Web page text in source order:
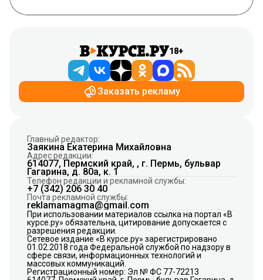
18+
Заказать рекламу
Главный редактор:
Заякина Екатерина Михайловна
Адрес редакции:
614077, Пермский край, , г. Пермь, бульвар
Гагарина, д. 80а, к. 1
Телефон редакции и рекламной службы:
+7 (342) 206 30 40
Почта рекламной службы:
reklamamagma@gmail.com
При использовании материалов ссылка на портал «В
курсе.ру» обязательна, цитирование допускается с
разрешения редакции.
Сетевое издание «В курсе.ру» зарегистрировано
01.02.2018 года Федеральной службой по надзору в
сфере связи, информационных технологий и
массовых коммуникаций.
Регистрационный номер: Эл № ФС 77-72213